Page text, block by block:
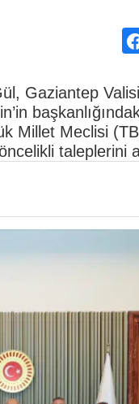
Gaziantep
Millet Meclisi
taleplerini